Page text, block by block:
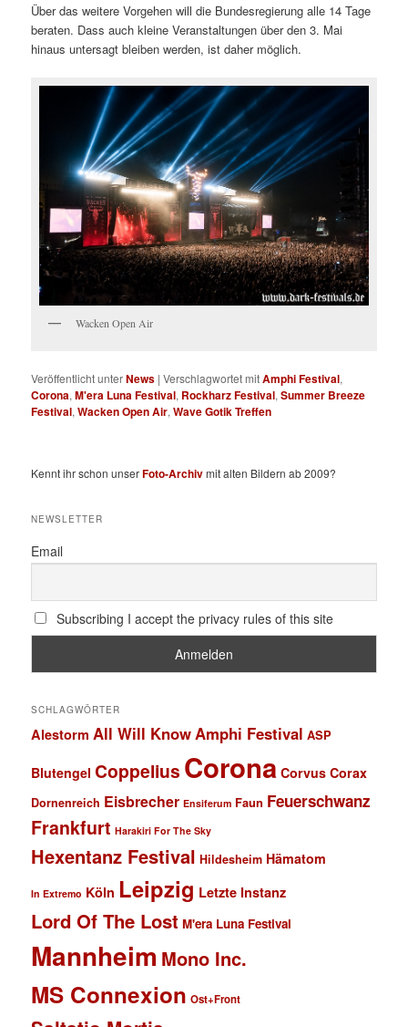
Über das weitere Vorgehen will die Bundesregierung alle 14 Tage
beraten. Dass auch kleine Veranstaltungen über den 3. Mai
hinaus untersagt bleiben werden, ist daher möglich.
Wacken Open Air
Veröffentlicht unterNews |Verschlagwortet mitAmphi Festival,
Corona,M'era Luna Festival, Rockharz Festival,Summer Breeze
Festival,Wacken Open Air,Wave Gotik Treffen
Kennt ihr schon unserFoto-Archivmit alten Bildern ab 2009?
NEWSLETTER
Email
Subscribing I accept the privacy rules of this site
SCHLAGWÖRTER
Alestorm All Will Know Amphi Festival ASP
Blutengel Coppelius Corona Corvus Corax
Dornenreich Eisbrecher Ensiferum Faun Feuerschwanz
Frankfurt Harakiri For The Sky
Hexentanz Festival Hildesheim Hämatom
In Extremo Köln Leipzig Letzte Instanz
Lord Of The Lost M'era Luna Festival
Mannheim Mono Inc.
MS Connexion Ost+Front